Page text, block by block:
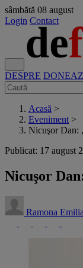
sâmbătă 08 august
Login Contact
DESPRE
Acasă >
Eveniment >
Nicuşor Dan:
Publicat: 17 august
Nicuşor
Ramona